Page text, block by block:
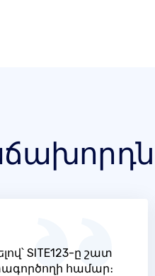
SITE123-ը շատ
համար։